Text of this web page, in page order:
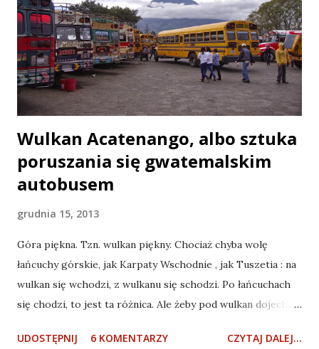
Wulkan Acatenango, albo sztuka
poruszania się gwatemalskim
autobusem
grudnia 15, 2013
Góra piękna. Tzn. wulkan piękny. Chociaż chyba wolę
łańcuchy górskie, jak Karpaty Wschodnie , jak Tuszetia : na
wulkan się wchodzi, z wulkanu się schodzi. Po łańcuchach
się chodzi, to jest ta różnica. Ale żeby pod wulkan dojechać,
przygoda! "Dworzec" autobusowy w Antigua Guatemala, w
UDOSTĘPNIJ 6 KOMENTARZY CZYTAJ DALEJ...